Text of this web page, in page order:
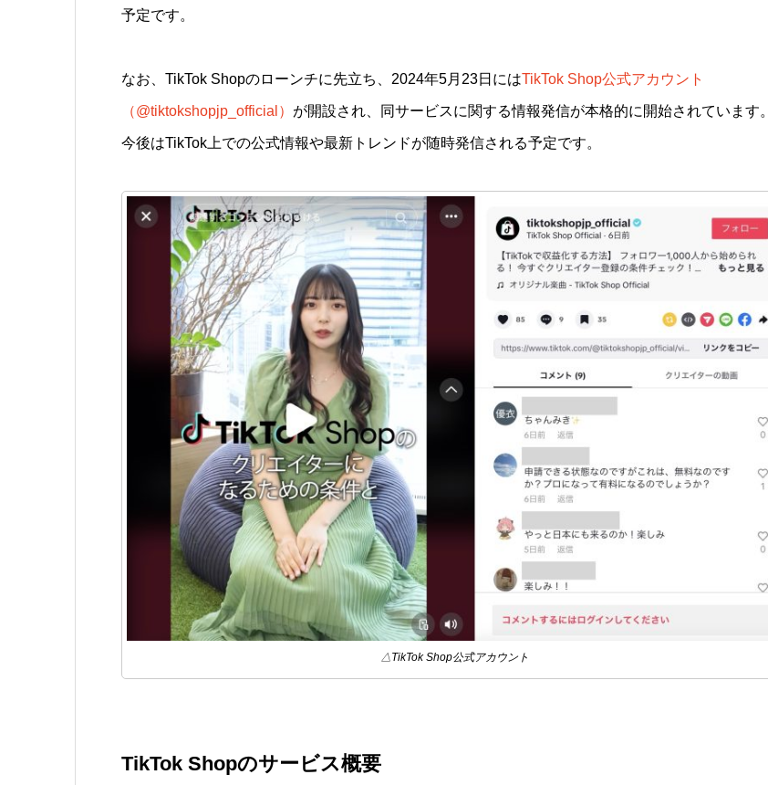
予定です。
なお、TikTok Shopのローンチに先立ち、2024年5月23日にはTikTok Shop公式アカウント
（@tiktokshopjp_official） が開設され、同サービスに関する情報発信が本格的に開始されています。
今後はTikTok上での公式情報や最新トレンドが随時発信される予定です。
△TikTok Shop公式アカウント
TikTok Shopのサービス概要